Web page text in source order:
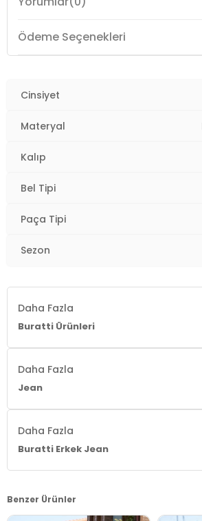
Boy:Standart
Paça Tipi:Boru Paça
Manken Bedeni:
Boy : 1.88 cm /
3DE14400C04TEXAS.42
Ödeme Seçenekleri
Cinsiyet
Materyal
Kalıp
Bel Tipi
Paça Tipi
Sezon
Daha Fazla
Buratti Ürünleri
Daha Fazla
Jean
Daha Fazla
Buratti Erkek Jean
Benzer Ürünler